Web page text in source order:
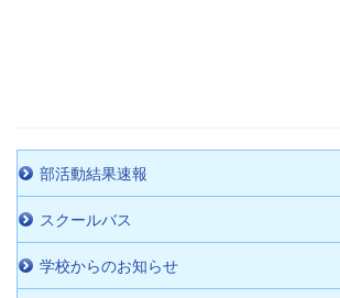
部活動結果速報
スクールバス
学校からのお知らせ